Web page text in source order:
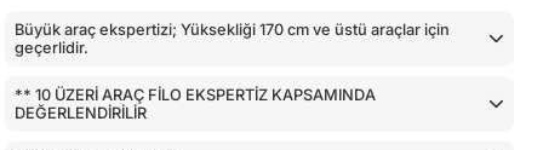
Büyük araç ekspertizi; Yüksekliği 170 cm ve üstü araçlar için
geçerlidir.
** 10 ÜZERİ ARAÇ FİLO EKSPERTİZ KAPSAMINDA
DEĞERLENDİRİLİR